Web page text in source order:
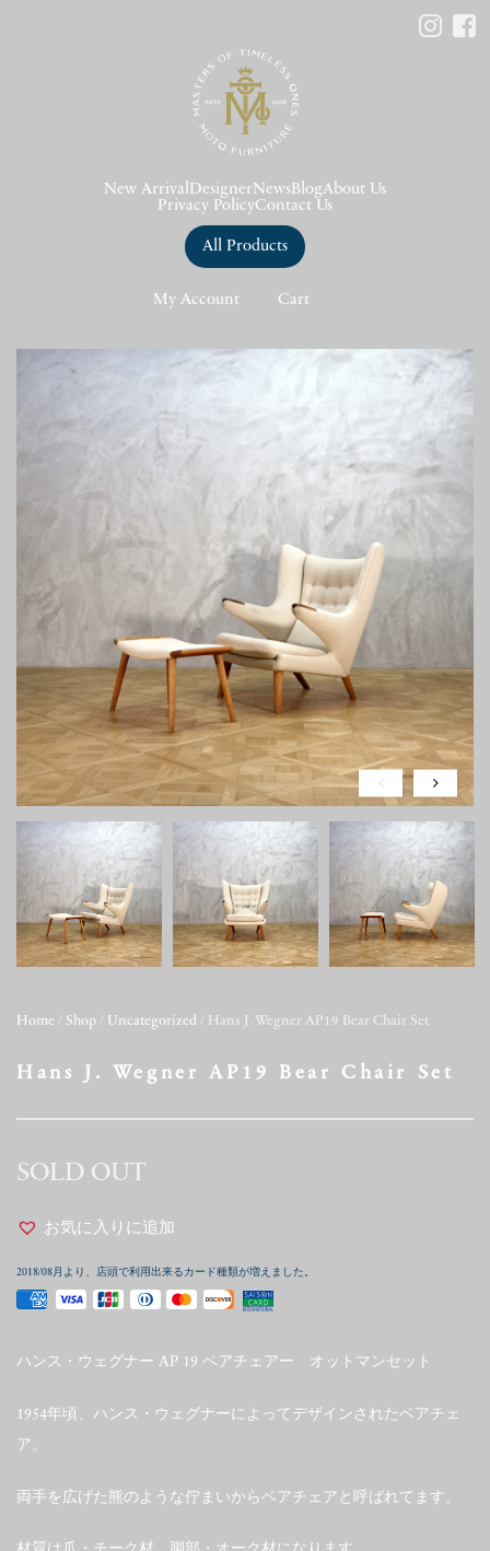
New Arrival DesignerNews BlogAbout Us
Privacy PolicyContact Us
All Products
My Account Cart
Home / Shop / Uncategorized / Hans J. Wegner AP19 Bear Chair Set
Hans J. Wegner AP19 Bear Chair Set
SOLD OUT
お気に入りに追加
2018/08月より、店頭で利用出来るカード種類が増えました。
ハンス・ウェグナー AP 19 ベアチェアー オットマンセット
1954年頃、ハンス・ウェグナーによってデザインされたベアチェ
ア。
両手を広げた熊のような佇まいからベアチェアと呼ばれてます。